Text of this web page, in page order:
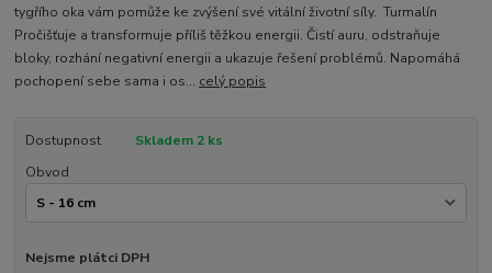
tygřího oka vám pomůže ke zvýšení své vitální životní síly. Turmalín
Pročišťuje a transformuje příliš těžkou energii. Čistí auru, odstraňuje
bloky, rozhání negativní energii a ukazuje řešení problémů. Napomáhá
pochopení sebe sama i os... celý popis
Dostupnost
Skladem 2 ks
Obvod
Nejsme plátci DPH